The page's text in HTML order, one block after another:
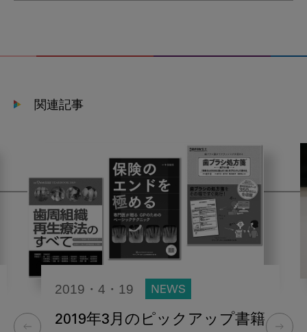
関連記事
2019・4・19 NEWS
2019年3月のピックアップ書籍